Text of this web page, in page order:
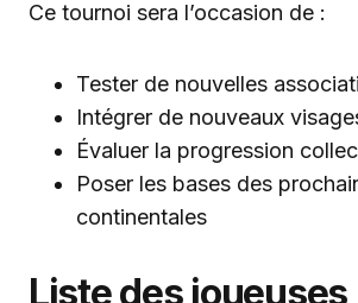
Ce tournoi sera l’occasion de :
Tester de nouvelles
Intégrer de nouveaux
Évaluer la progression
Poser les bases des
continentales
Liste des joueuses